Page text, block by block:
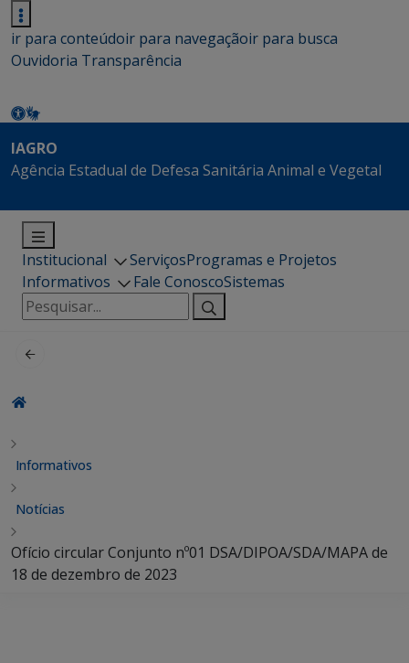
ir para conteúdoir para navegaçãoir para busca
Ouvidoria Transparência
IAGRO
Agência Estadual de Defesa Sanitária Animal e Vegetal
Institucional ServiçosProgramas e Projetos
Informativos
Fale ConoscoSistemas
Pesquisar
por:
Informativos
Notícias
Ofício circular Conjunto nº01 DSA/DIPOA/SDA/MAPA de
18 de dezembro de 2023